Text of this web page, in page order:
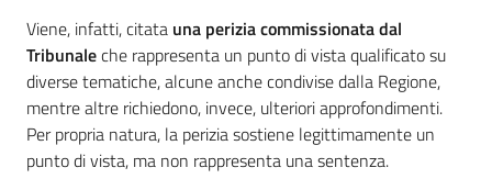
Viene, infatti, citata una perizia commissionata dal
Tribunaleche rappresenta un punto di vista qualificato su
diverse tematiche, alcune anche condivise dalla Regione,
mentre altre richiedono, invece, ulteriori approfondimenti.
Per propria natura, la perizia sostiene legittimamente un
punto di vista, ma non rappresenta una sentenza.